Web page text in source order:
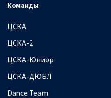
Команды
ЦСКА
ЦСКА-2
ЦСКА-Юниор
ЦСКА-ДЮБЛ
Dance Team